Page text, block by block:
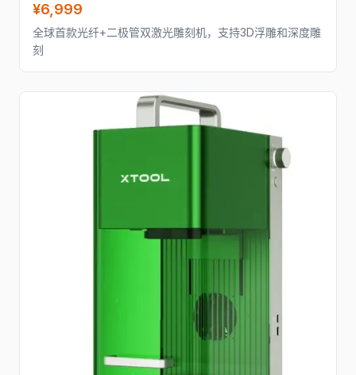
¥6,999
全球首款光纤+二极管双激光雕刻机，支持3D浮雕和深度雕
刻